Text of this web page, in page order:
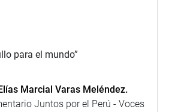
para el mundo”
Marcial Varas Meléndez.
Juntos por el Perú - Voces